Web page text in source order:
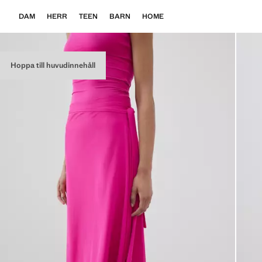
Hoppa till huvudinnehåll
DAM HERR TEEN BARN HOME